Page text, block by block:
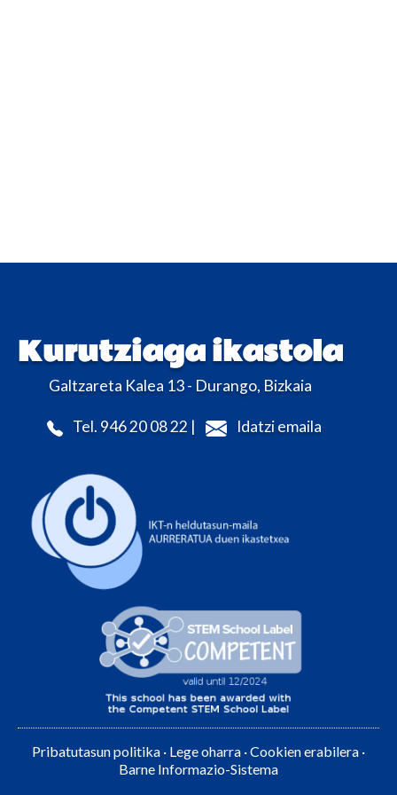
Kurutziaga ikastola
Galtzareta Kalea 13 - Durango, Bizkaia
Tel. 946 20 08 22 | Idatzi emaila
Pribatutasun politika · Lege oharra ·Cookien erabilera ·
Barne Informazio-Sistema